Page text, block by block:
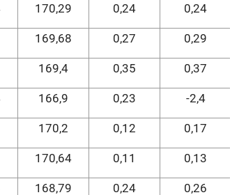
170,29 0,24 0,24
169,68 0,27 0,29
169,4 0,35 0,37
166,9 0,23 -2,4
170,2 0,12 0,17
170,64 0,11 0,13
168,79 0,24 0,26